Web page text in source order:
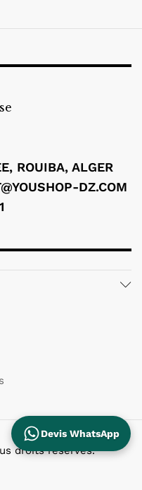
ROUIBA, ALGER
DZ.COM
droits réservés.
Devis WhatsApp